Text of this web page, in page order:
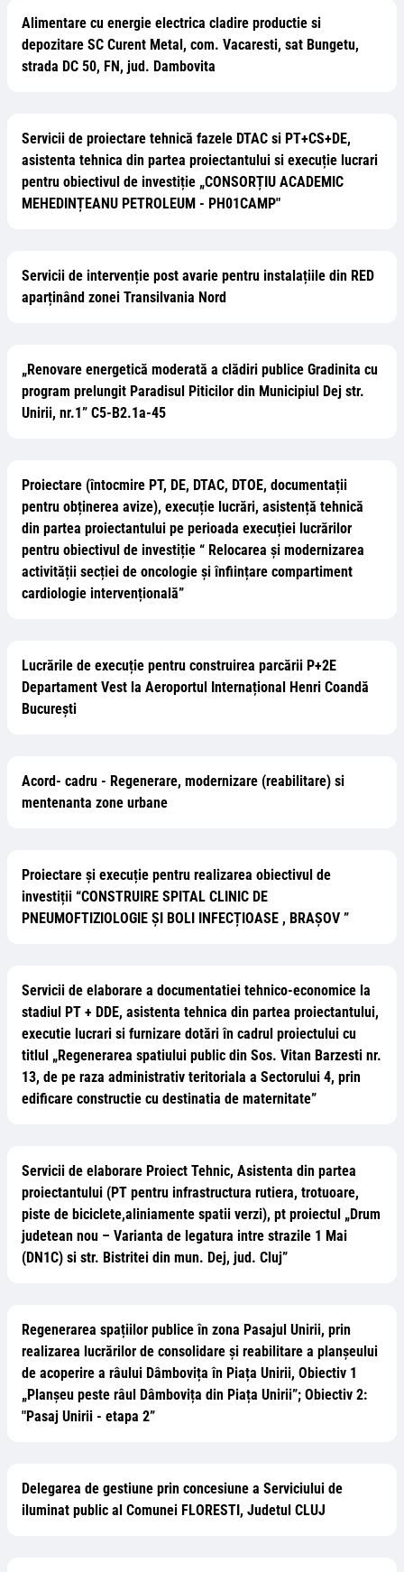
Alimentare cu energie electrica cladire productie si
depozitare SC Curent Metal, com. Vacaresti, sat Bungetu,
strada DC 50, FN, jud. Dambovita
Servicii de proiectare tehnică fazele DTAC si PT+CS+DE,
asistenta tehnica din partea proiectantului si execuție lucrari
pentru obiectivul de investiție „CONSORȚIU ACADEMIC
MEHEDINȚEANU PETROLEUM - PH01CAMP"
Servicii de intervenție post avarie pentru instalațiile din RED
aparținând zonei Transilvania Nord
„Renovare energetică moderată a clădiri publice Gradinita cu
program prelungit Paradisul Piticilor din Municipiul Dej str.
Unirii, nr.1” C5-B2.1a-45
Proiectare (întocmire PT, DE, DTAC, DTOE, documentații
pentru obținerea avize), execuție lucrări, asistență tehnică
din partea proiectantului pe perioada execuției lucrărilor
pentru obiectivul de investiție “ Relocarea și modernizarea
activității secției de oncologie și înființare compartiment
cardiologie intervențională”
Lucrările de execuție pentru construirea parcării P+2E
Departament Vest la Aeroportul Internațional Henri Coandă
București
Acord- cadru - Regenerare, modernizare (reabilitare) si
mentenanta zone urbane
Proiectare și execuție pentru realizarea obiectivul de
investiții “CONSTRUIRE SPITAL CLINIC DE
PNEUMOFTIZIOLOGIE ȘI BOLI INFECȚIOASE , BRAȘOV ”
Servicii de elaborare a documentatiei tehnico-economice la
stadiul PT + DDE, asistenta tehnica din partea proiectantului,
executie lucrari si furnizare dotări în cadrul proiectului cu
titlul „Regenerarea spatiului public din Sos. Vitan Barzesti nr.
13, de pe raza administrativ teritoriala a Sectorului 4, prin
edificare constructie cu destinatia de maternitate”
Servicii de elaborare Proiect Tehnic, Asistenta din partea
proiectantului (PT pentru infrastructura rutiera, trotuoare,
piste de biciclete,aliniamente spatii verzi), pt proiectul „Drum
judetean nou – Varianta de legatura intre strazile 1 Mai
(DN1C) si str. Bistritei din mun. Dej, jud. Cluj”
Regenerarea spațiilor publice în zona Pasajul Unirii, prin
realizarea lucrărilor de consolidare și reabilitare a planșeului
de acoperire a râului Dâmbovița în Piața Unirii, Obiectiv 1
„Planșeu peste râul Dâmbovița din Piața Unirii”; Obiectiv 2:
"Pasaj Unirii - etapa 2”
Delegarea de gestiune prin concesiune a Serviciului de
iluminat public al Comunei FLORESTI, Judetul CLUJ